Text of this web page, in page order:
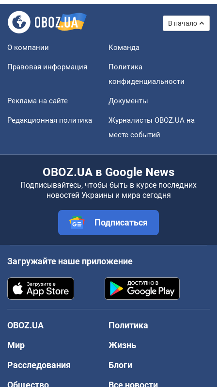
В начало
О компании Команда
Правовая информация
Политика
конфиденциальности
Реклама на сайте Документы
Редакционная политика
Журналисты OBOZ.UA на
месте событий
OBOZ.UA в Google News
Подписывайтесь, чтобы быть в курсе последних
новостей Украины и мира сегодня
Подписаться
Загружайте наше приложение
OBOZ.UA
Политика
Мир
Жизнь
Расследования
Блоги
Общество
Все новости